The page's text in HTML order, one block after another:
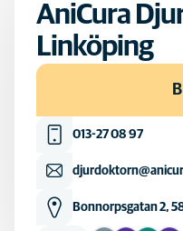
AniCura
Linköping
013-27 08 97
Bonnorpsgatan 2,